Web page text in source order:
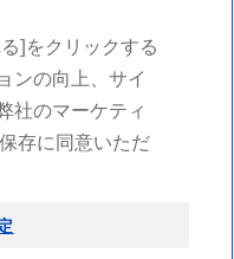
続きを読む
ロー
]をクリックする
ンの向上、サイ
社のマーケティ
存に同意いただ